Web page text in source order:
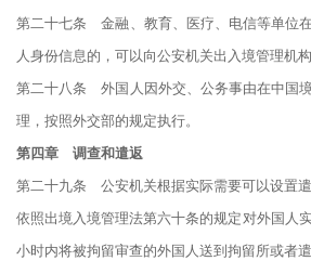
第二十七条 金融、教育、医疗、电信等单位
人身份信息的，可以向公安机关出入境管理机构
第二十八条 外国人因外交、公务事由在中国
理，按照外交部的规定执行。
第四章 调查和遣返
第二十九条 公安机关根据实际需要可以设置遣
依照出境入境管理法第六十条的规定对外国人
小时内将被拘留审查的外国人送到拘留所或者遣